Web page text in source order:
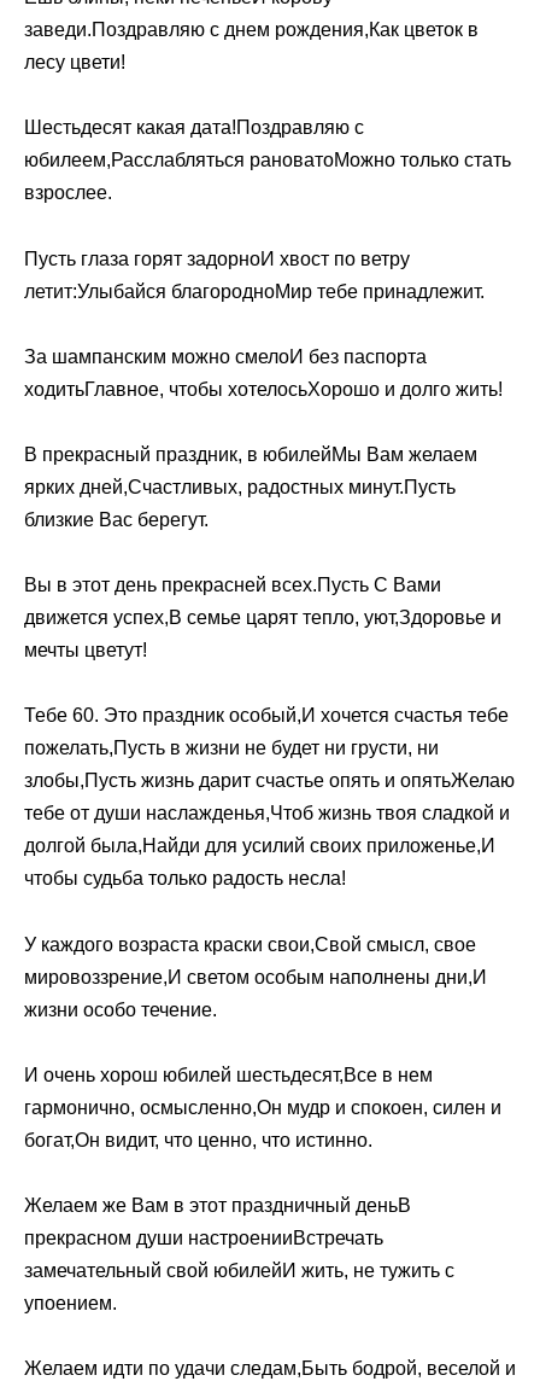
заведи.Поздравляю с днем рождения,Как цветок в
лесу цвети!
Шестьдесят какая дата!Поздравляю с
юбилеем,Расслабляться рановатоМожно только стать
взрослее.
Пусть глаза горят задорноИ хвост по ветру
летит:Улыбайся благородноМир тебе принадлежит.
За шампанским можно смелоИ без паспорта
ходитьГлавное, чтобы хотелосьХорошо и долго жить!
В прекрасный праздник, в юбилейМы Вам желаем
ярких дней,Счастливых, радостных минут.Пусть
близкие Вас берегут.
Вы в этот день прекрасней всех.Пусть С Вами
движется успех,В семье царят тепло, уют,Здоровье и
мечты цветут!
Тебе 60. Это праздник особый,И хочется счастья тебе
пожелать,Пусть в жизни не будет ни грусти, ни
злобы,Пусть жизнь дарит счастье опять и опятьЖелаю
тебе от души наслажденья,Чтоб жизнь твоя сладкой и
долгой была,Найди для усилий своих приложенье,И
чтобы судьба только радость несла!
У каждого возраста краски свои,Свой смысл, свое
мировоззрение,И светом особым наполнены дни,И
жизни особо течение.
И очень хорош юбилей шестьдесят,Все в нем
гармонично, осмысленно,Он мудр и спокоен, силен и
богат,Он видит, что ценно, что истинно.
Желаем же Вам в этот праздничный деньВ
прекрасном души настроенииВстречать
замечательный свой юбилейИ жить, не тужить с
упоением.
Желаем идти по удачи следам,Быть бодрой, веселой и